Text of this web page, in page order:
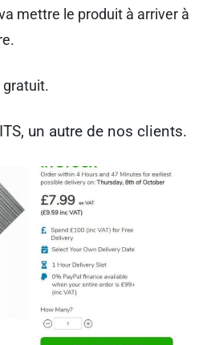
mettre le produit à arriver à
gratuit.
un autre de nos clients.